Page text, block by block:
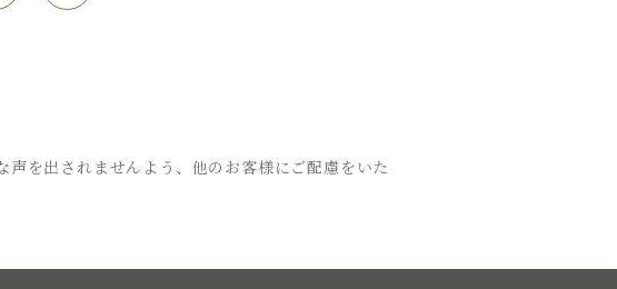
を出されませんよう、他のお客様にご配慮をいた